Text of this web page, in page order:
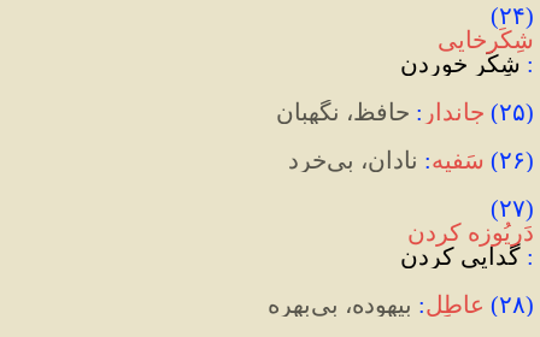
(۲۴)
شِکَرخایی
: شِکَر خوردن
(۲۵) جاندار : حافظ، نگهبان
(۲۶) سَفیه: نادان، بی‌خرد
(۲۷)
دَریُوزه کردن
: گدایی کردن
(۲۸) عاطِل: بیهوده، بی‌بهره